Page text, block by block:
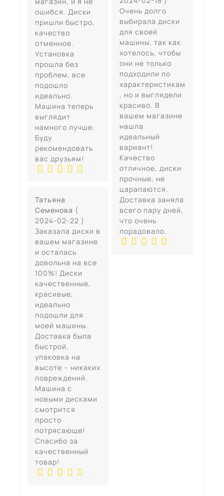
ошибся. Диски
пришли быстро,
качество
отменное.
Установка
прошла без
проблем, все
подошло
идеально.
Машина теперь
выглядит
намного лучше.
Буду
рекомендовать
вас друзьям!
Татьяна
Семенова (
2024-02-22 )
Заказала диски в
вашем магазине
и осталась
довольна на все
100%! Диски
качественные,
красивые,
идеально
подошли для
моей машины.
Доставка была
быстрой,
упаковка на
высоте – никаких
повреждений.
Машина с
новыми дисками
смотрится
просто
потрясающе!
Спасибо за
качественный
товар!
Очень долго
выбирала диски
для своей
машины, так как
хотелось, чтобы
они не только
подходили по
характеристикам
, но и выглядели
красиво. В
вашем магазине
нашла
идеальный
вариант!
Качество
отличное, диски
прочные, не
царапаются.
Доставка заняла
всего пару дней,
что очень
порадовало.